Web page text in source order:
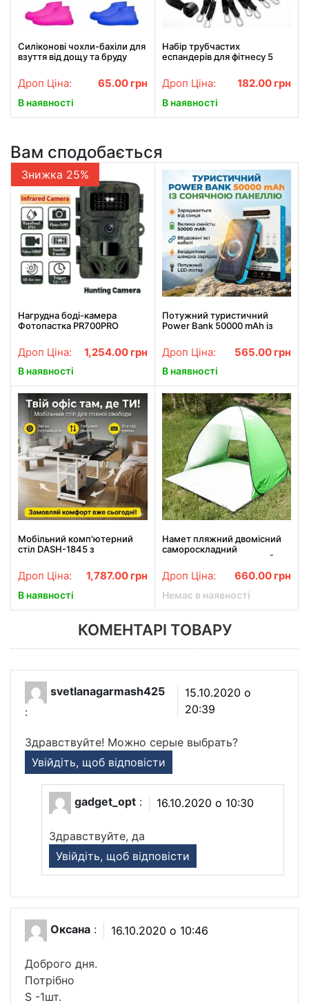
Силіконові чохли-бахіли для
взуття від дощу та бруду
Дроп Ціна: 65.00 грн
В наявності
Набір трубчастих
еспандерів для фітнесу 5
Багатофункціональний
комплект + Чохол
Дроп Ціна: 182.00 грн
В наявності
Вам сподобається
Знижка 25%
Нагрудна боді-камера
Фотопастка PR700PRO
12мп з екраном та нічним
баченням
Дроп Ціна: 1,254.00 грн
В наявності
Потужний туристичний
Power Bank 50000 mAh із
бездротовою зарядкою та 4
вбудованими кабелями (Fast
Charge 22.5W)
Дроп Ціна: 565.00 грн
В наявності
Мобільний комп'ютерний
стіл DASH-1845 з
полицею для клавіатури,
80x40 см, Чорний
Дроп Ціна: 1,787.00 грн
В наявності
Намет пляжний двомісний
самороскладний
150*165*110 см ЗЕЛЕНИЙ
Дроп Ціна: 660.00 грн
Немає в наявності
КОМЕНТАРІ ТОВАРУ
svetlanagarmash425
:
15.10.2020 о
20:39
Здравствуйте! Можно серые выбрать?
Увійдіть, щоб відповісти
gadget_opt : 16.10.2020 о 10:30
Здравствуйте, да
Увійдіть, щоб відповісти
Оксана : 16.10.2020 о 10:46
Доброго дня.
Потрібно
S -1шт.